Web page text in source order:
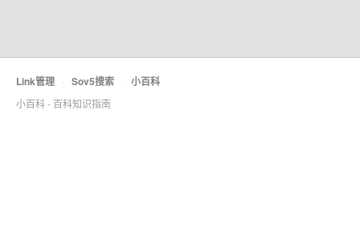
Link管理 · Sov5搜索 · 小百科
小百科 - 百科知识指南